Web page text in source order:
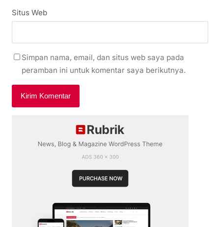
Situs Web
Simpan nama, email, dan situs web saya pada
peramban ini untuk komentar saya berikutnya.